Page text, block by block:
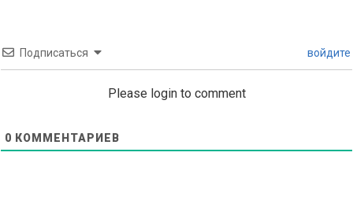
Подписаться войдите
Please login to comment
0 КОММЕНТАРИЕВ